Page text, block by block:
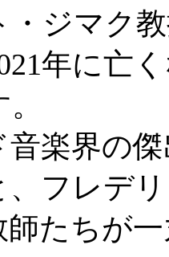
・ジマク
年に亡
楽界の
、フレデ
師たちが